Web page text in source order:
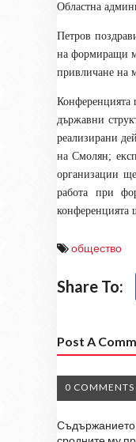
Областна
Петров
на формиращи
привличане на
Конференцията
държавни
реализирани
на Смолян;
организации
работа при
конференцията
общество
Share To:
Post A
0 COMMENTS
Съдържанието